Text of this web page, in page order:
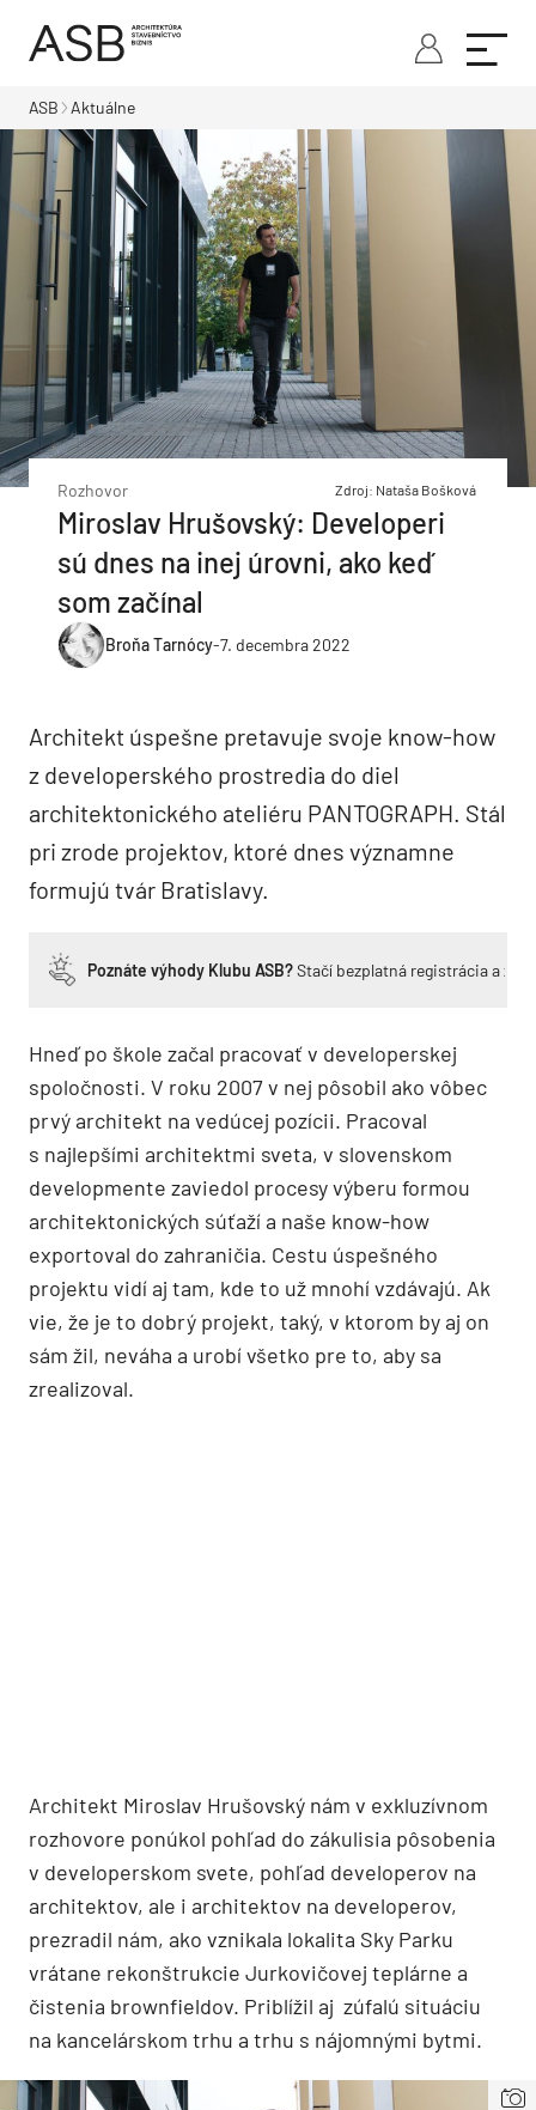
ASB Aktuálne
Rozhovor Zdroj: Nataša Bošková
Miroslav Hrušovský: Developeri
sú dnes na inej úrovni, ako keď
som začínal
Broňa Tarnócy-7. decembra 2022
Architekt úspešne pretavuje svoje know-how
z developerského prostredia do diel
architektonického ateliéru PANTOGRAPH. Stál
pri zrode projektov, ktoré dnes významne
formujú tvár Bratislavy.
Poznáte výhody Klubu ASB?Stačí bezplatná registrácia a
Hneď po škole začal pracovať v developerskej
spoločnosti. V roku 2007 v nej pôsobil ako vôbec
prvý architekt na vedúcej pozícii. Pracoval
s najlepšími architektmi sveta, v slovenskom
developmente zaviedol procesy výberu formou
architektonických súťaží a naše know-how
exportoval do zahraničia. Cestu úspešného
projektu vidí aj tam, kde to už mnohí vzdávajú. Ak
vie, že je to dobrý projekt, taký, v ktorom by aj on
sám žil, neváha a urobí všetko pre to, aby sa
zrealizoval.
Architekt Miroslav Hrušovský nám v exkluzívnom
rozhovore ponúkol pohľad do zákulisia pôsobenia
v developerskom svete, pohľad developerov na
architektov, ale i architektov na developerov,
prezradil nám, ako vznikala lokalita Sky Parku
vrátane rekonštrukcie Jurkovičovej teplárne a
čistenia brownfieldov. Priblížil aj zúfalú situáciu
na kancelárskom trhu a trhu s nájomnými bytmi.